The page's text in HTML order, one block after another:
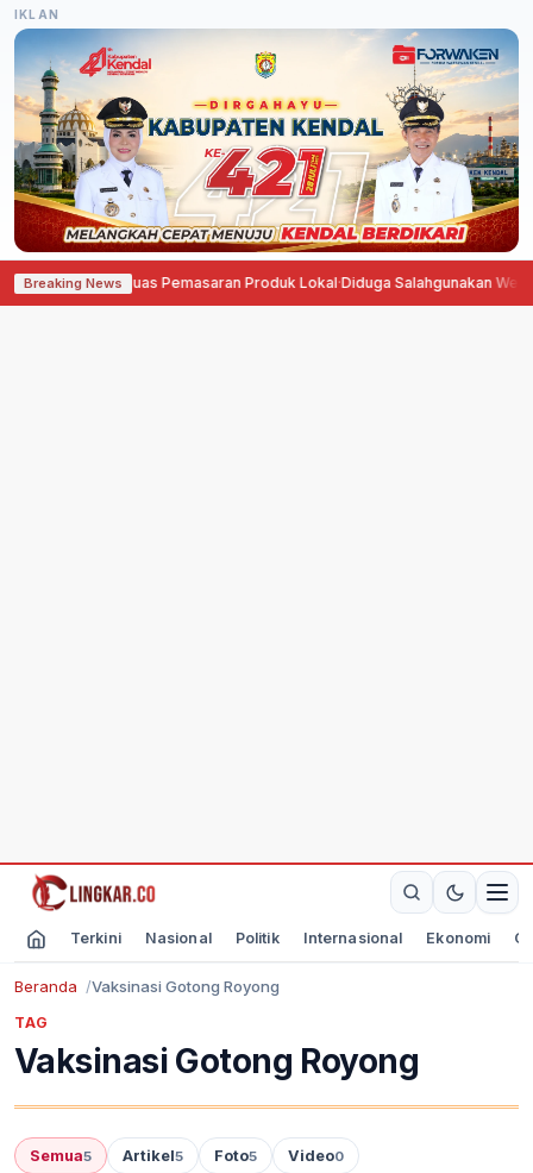
IKLAN
Breaking NewsPerluas Pemasaran Produk Lokal·Diduga Salahgunakan
Terkini Nasional Politik Internasional Ekonomi
Beranda Vaksinasi Gotong Royong
TAG
Vaksinasi Gotong Royong
Semua5 Artikel5 Foto5 Video0